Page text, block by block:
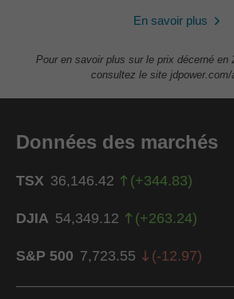
En savoir plus
Pour en savoir plus sur le prix décerné en
consultez le site jdpower.com/
Données des marchés
TSX 36,146.42 (+344.83)
DJIA 54,349.12 (+263.24)
S&P 500 7,723.55 (-12.97)